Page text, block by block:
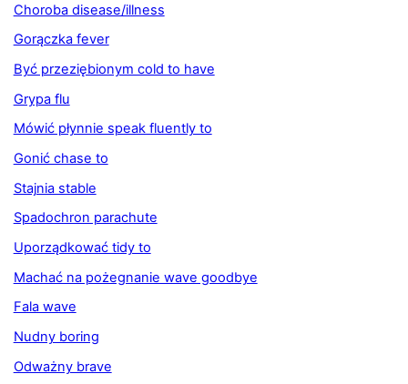
Choroba disease/illness
Gorączka fever
Być przeziębionym cold to have
Grypa flu
Mówić płynnie speak fluently to
Gonić chase to
Stajnia stable
Spadochron parachute
Uporządkować tidy to
Machać na pożegnanie wave goodbye
Fala wave
Nudny boring
Odważny brave